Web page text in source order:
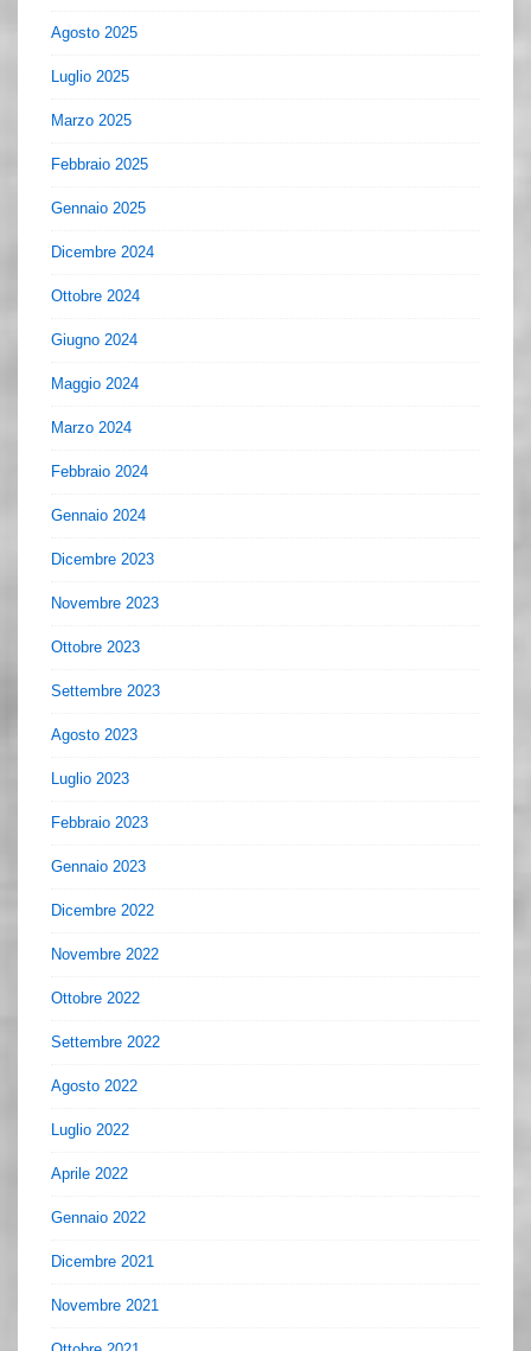
Agosto 2025
Luglio 2025
Marzo 2025
Febbraio 2025
Gennaio 2025
Dicembre 2024
Ottobre 2024
Giugno 2024
Maggio 2024
Marzo 2024
Febbraio 2024
Gennaio 2024
Dicembre 2023
Novembre 2023
Ottobre 2023
Settembre 2023
Agosto 2023
Luglio 2023
Febbraio 2023
Gennaio 2023
Dicembre 2022
Novembre 2022
Ottobre 2022
Settembre 2022
Agosto 2022
Luglio 2022
Aprile 2022
Gennaio 2022
Dicembre 2021
Novembre 2021